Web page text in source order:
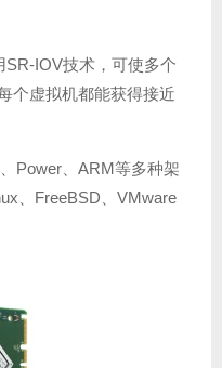
SR-IOV技术，可使多个
个虚拟机都能获得接近
、Power、ARM等多种架
、FreeBSD、VMware